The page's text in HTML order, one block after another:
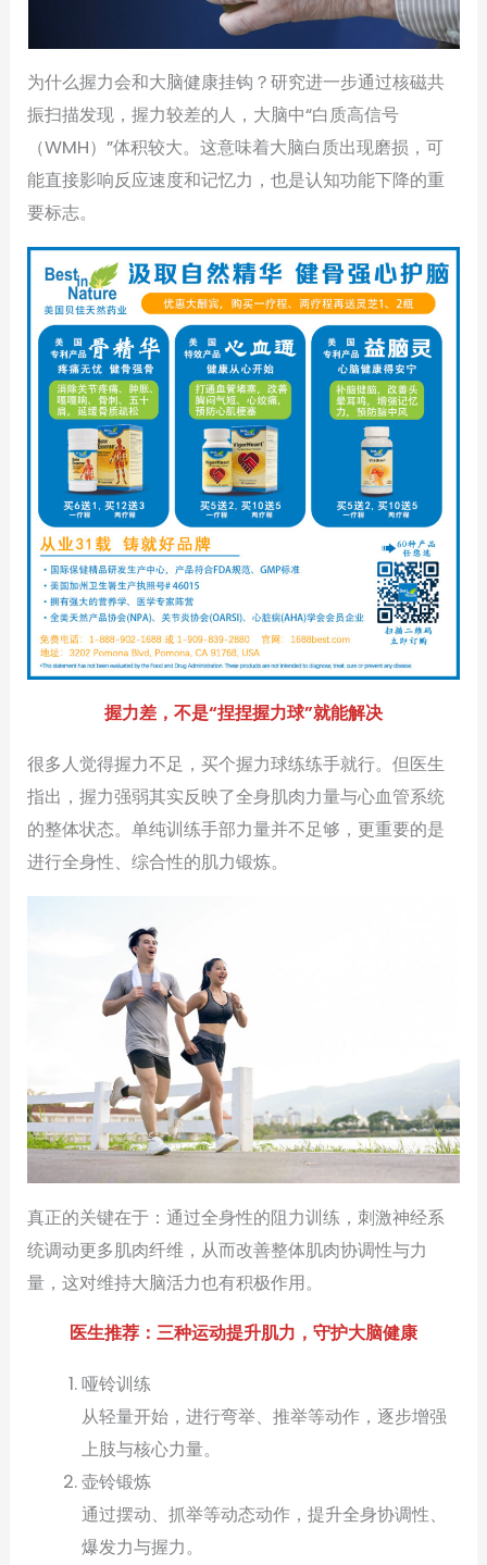
为什么握力会和大脑健康挂钩？研究进一步通过核磁共
振扫描发现，握力较差的人，大脑中“白质高信号
（WMH）”体积较大。这意味着大脑白质出现磨损，可
能直接影响反应速度和记忆力，也是认知功能下降的重
要标志。
握力差，不是“捏捏握力球”就能解决
很多人觉得握力不足，买个握力球练练手就行。但医生
指出，握力强弱其实反映了全身肌肉力量与心血管系统
的整体状态。单纯训练手部力量并不足够，更重要的是
进行全身性、综合性的肌力锻炼。
真正的关键在于：通过全身性的阻力训练，刺激神经系
统调动更多肌肉纤维，从而改善整体肌肉协调性与力
量，这对维持大脑活力也有积极作用。
医生推荐：三种运动提升肌力，守护大脑健康
哑铃训练
从轻量开始，进行弯举、推举等动作，逐步增强
上肢与核心力量。
壶铃锻炼
通过摆动、抓举等动态动作，提升全身协调性、
爆发力与握力。